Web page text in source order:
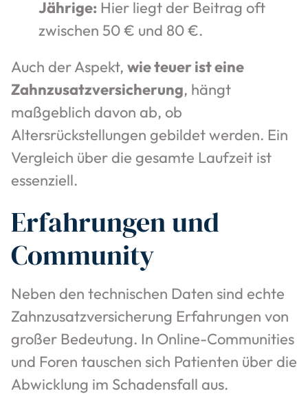
Jährige: Hier liegt der Beitrag oft
zwischen 50 € und 80 €.
Auch der Aspekt, wie teuer ist eine
Zahnzusatzversicherung, hängt
maßgeblich davon ab, ob
Altersrückstellungen gebildet werden. Ein
Vergleich über die gesamte Laufzeit ist
essenziell.
Erfahrungen und
Community
Neben den technischen Daten sind echte
Zahnzusatzversicherung Erfahrungen von
großer Bedeutung. In Online-Communities
und Foren tauschen sich Patienten über die
Abwicklung im Schadensfall aus.